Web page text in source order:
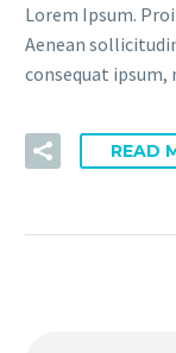
Lorem Ipsum.
Aenean
consequat ipsum,
READ